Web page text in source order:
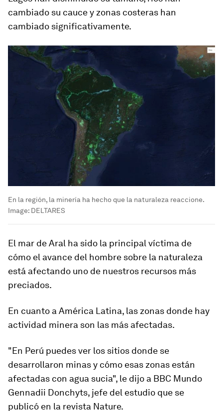
cambiado su cauce y zonas costeras han
cambiado significativamente.
En la región, la minería ha hecho que la naturaleza reaccione.
Image: DELTARES
El mar de Aral ha sido la principal víctima de
cómo el avance del hombre sobre la naturaleza
está afectando uno de nuestros recursos más
preciados.
En cuanto a América Latina, las zonas donde hay
actividad minera son las más afectadas.
"En Perú puedes ver los sitios donde se
desarrollaron minas y cómo esas zonas están
afectadas con agua sucia", le dijo a BBC Mundo
Gennadii Donchyts, jefe del estudio que se
publicó en la revista Nature.